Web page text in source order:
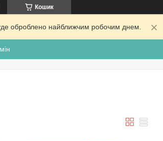
Кошик
оброблено найближчим робочим днем.